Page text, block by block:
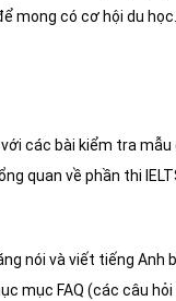
mong có cơ hội du
với các bài kiểm tra
quan về phần thi
nói và viết tiếng Anh
mục FAQ (các câu